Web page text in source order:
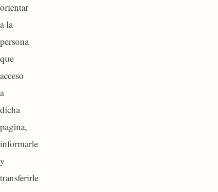
orientar
a la
persona
que
acceso
a
dicha
pagina,
informarle
y
transferirle